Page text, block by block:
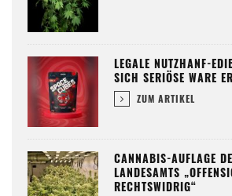
LEGALE NUTZHANF-
SICH SERIÖSE WARE
ZUM ARTIKEL
CANNABIS-AUFLAGE
LANDESAMTS
RECHTSWIDRIG“